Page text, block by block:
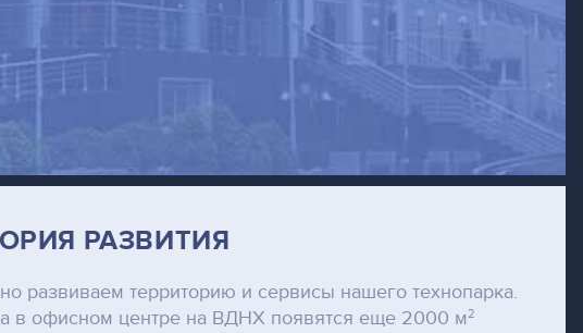
РАЗВИТИЯ
развиваем территорию и сервисы нашего технопарка.
в офисном центре на ВДНХ появятся еще 2000 м 2